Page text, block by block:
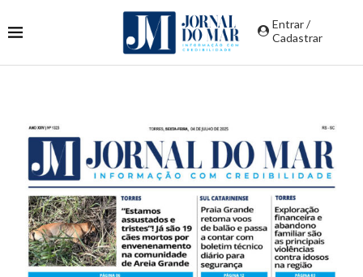
Entrar /
Cadastrar